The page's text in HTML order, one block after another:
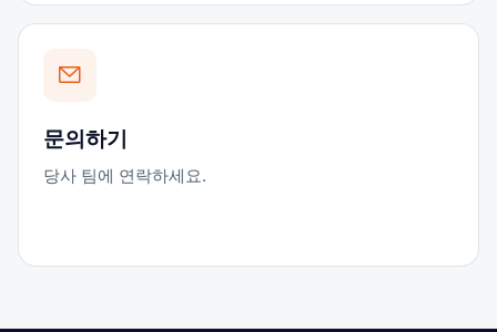
문의하기
당사 팀에 연락하세요.